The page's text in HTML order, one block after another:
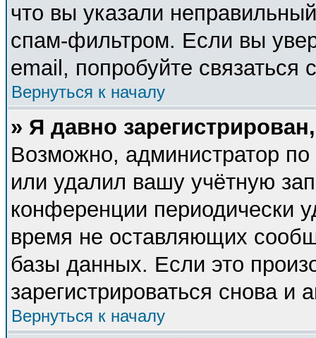
что вы указали
спам-фильтром. Если вы
email, попробуйте связаться
Вернуться к началу
» Я давно
Возможно, администратор по
или удалил вашу учётную
конференции периодически
время не оставляющих
базы данных. Если это
зарегистрироваться снова и
Вернуться к началу